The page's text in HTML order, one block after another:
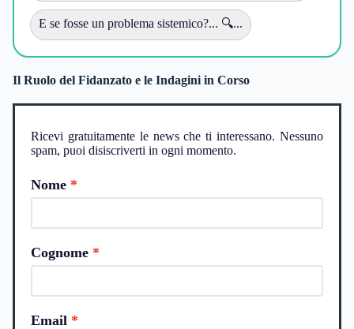
E se fosse un problema sistemico?... 🔍...
Il Ruolo del Fidanzato e le Indagini in Corso
Ricevi gratuitamente le news che ti interessano. Nessuno
spam, puoi disiscriverti in ogni momento.
Nome
Cognome
Email